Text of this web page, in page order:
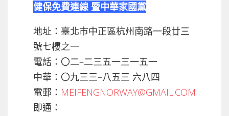
健保免費連線 暨中華家國黨
地址：臺北市中正區杭州南路一段廿三
號七樓之一
電話：〇二–二三五一三一五一
中華：〇九三三–八五三 六八四
電郵： MEIFENGNORWAY@GMAIL.COM
即通：